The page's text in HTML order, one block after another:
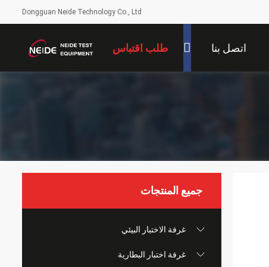
Dongguan Neide Technology Co., Ltd
اتصل بنا طلب اقتباس
جميع المنتجات
غرفة الاختبار البيئي
غرفة اختبار البطارية